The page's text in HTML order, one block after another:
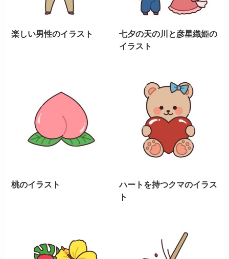
楽しい男性のイラスト
七夕の天の川と彦星織姫の
イラスト
桃のイラスト
ハートを持つクマのイラス
ト